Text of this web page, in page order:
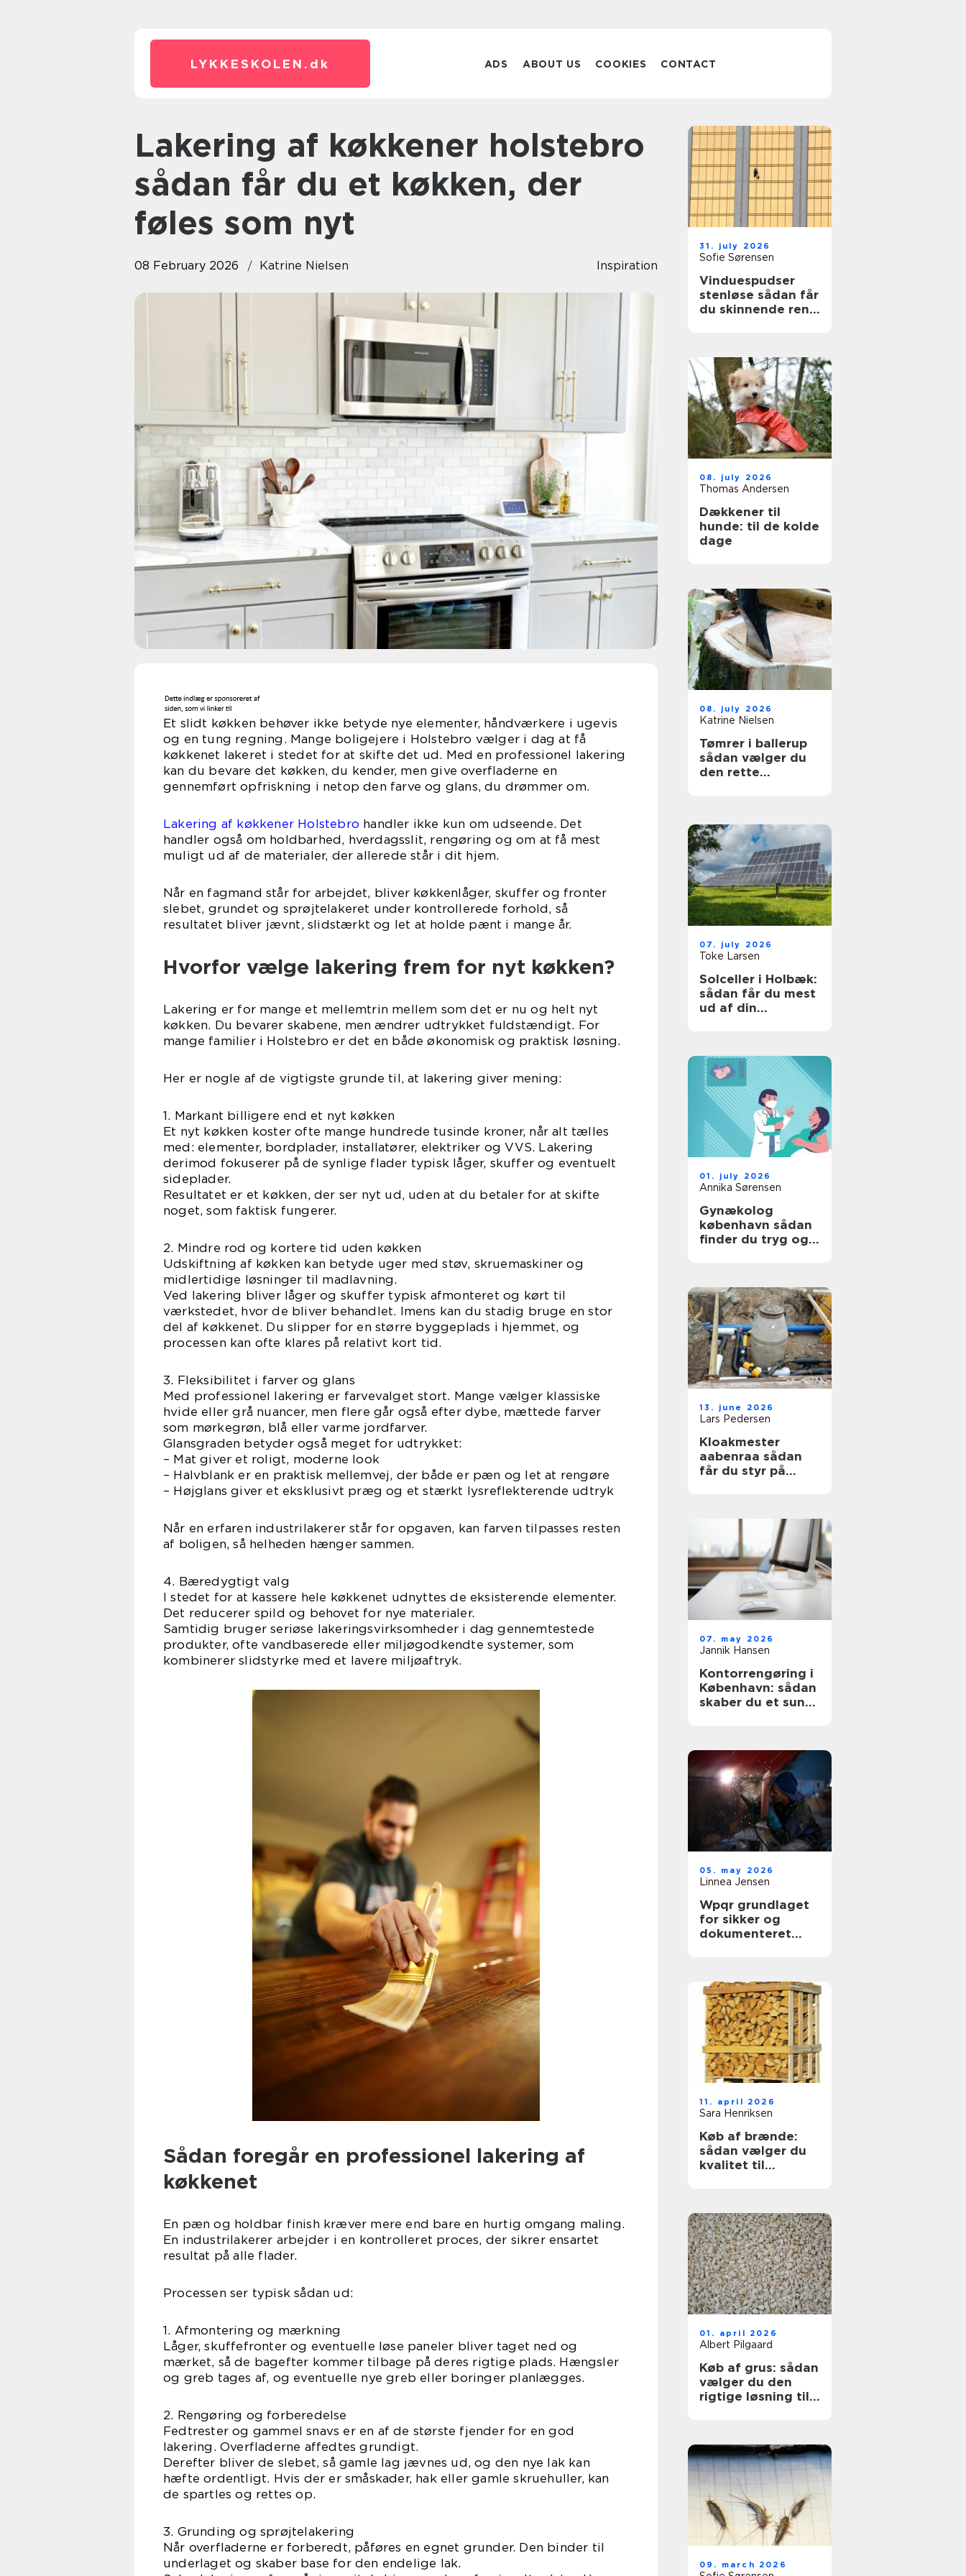
LYKKESKOLEN. dk ADS ABOUT US COOKIES CONTACT
Lakering af køkkener holstebro
sådan får du et køkken, der
føles som nyt
08 February 2026 Katrine Nielsen Inspiration
Et slidt køkken behøver ikke betyde nye elementer, håndværkere i ugevis
og en tung regning. Mange boligejere i Holstebro vælger i dag at få
køkkenet lakeret i stedet for at skifte det ud. Med en professionel lakering
kan du bevare det køkken, du kender, men give overfladerne en
gennemført opfriskning i netop den farve og glans, du drømmer om.
Lakering af køkkener Holstebro handler ikke kun om udseende. Det
handler også om holdbarhed, hverdagsslit, rengøring og om at få mest
muligt ud af de materialer, der allerede står i dit hjem.
Når en fagmand står for arbejdet, bliver køkkenlåger, skuffer og fronter
slebet, grundet og sprøjtelakeret under kontrollerede forhold, så
resultatet bliver jævnt, slidstærkt og let at holde pænt i mange år.
Hvorfor vælge lakering frem for nyt køkken?
Lakering er for mange et mellemtrin mellem som det er nu og helt nyt
køkken. Du bevarer skabene, men ændrer udtrykket fuldstændigt. For
mange familier i Holstebro er det en både økonomisk og praktisk løsning.
Her er nogle af de vigtigste grunde til, at lakering giver mening:
1. Markant billigere end et nyt køkken
Et nyt køkken koster ofte mange hundrede tusinde kroner, når alt tælles
med: elementer, bordplader, installatører, elektriker og VVS. Lakering
derimod fokuserer på de synlige flader typisk låger, skuffer og eventuelt
sideplader.
Resultatet er et køkken, der ser nyt ud, uden at du betaler for at skifte
noget, som faktisk fungerer.
2. Mindre rod og kortere tid uden køkken
Udskiftning af køkken kan betyde uger med støv, skruemaskiner og
midlertidige løsninger til madlavning.
Ved lakering bliver låger og skuffer typisk afmonteret og kørt til
værkstedet, hvor de bliver behandlet. Imens kan du stadig bruge en stor
del af køkkenet. Du slipper for en større byggeplads i hjemmet, og
processen kan ofte klares på relativt kort tid.
3. Fleksibilitet i farver og glans
Med professionel lakering er farvevalget stort. Mange vælger klassiske
hvide eller grå nuancer, men flere går også efter dybe, mættede farver
som mørkegrøn, blå eller varme jordfarver.
Glansgraden betyder også meget for udtrykket:
– Mat giver et roligt, moderne look
– Halvblank er en praktisk mellemvej, der både er pæn og let at rengøre
– Højglans giver et eksklusivt præg og et stærkt lysreflekterende udtryk
Når en erfaren industrilakerer står for opgaven, kan farven tilpasses resten
af boligen, så helheden hænger sammen.
4. Bæredygtigt valg
I stedet for at kassere hele køkkenet udnyttes de eksisterende elementer.
Det reducerer spild og behovet for nye materialer.
Samtidig bruger seriøse lakeringsvirksomheder i dag gennemtestede
produkter, ofte vandbaserede eller miljøgodkendte systemer, som
kombinerer slidstyrke med et lavere miljøaftryk.
Sådan foregår en professionel lakering af
køkkenet
En pæn og holdbar finish kræver mere end bare en hurtig omgang maling.
En industrilakerer arbejder i en kontrolleret proces, der sikrer ensartet
resultat på alle flader.
Processen ser typisk sådan ud:
1. Afmontering og mærkning
Låger, skuffefronter og eventuelle løse paneler bliver taget ned og
mærket, så de bagefter kommer tilbage på deres rigtige plads. Hængsler
og greb tages af, og eventuelle nye greb eller boringer planlægges.
2. Rengøring og forberedelse
Fedtrester og gammel snavs er en af de største fjender for en god
lakering. Overfladerne affedtes grundigt.
Derefter bliver de slebet, så gamle lag jævnes ud, og den nye lak kan
hæfte ordentligt. Hvis der er småskader, hak eller gamle skruehuller, kan
de spartles og rettes op.
3. Grunding og sprøjtelakering
Når overfladerne er forberedt, påføres en egnet grunder. Den binder til
underlaget og skaber base for den endelige lak.
31. july 2026
Sofie Sørensen
Vinduespudser
stenløse sådan får
du skinnende rene
08. july 2026
Thomas Andersen
Dækkener til
hunde: til de kolde
dage
08. july 2026
Katrine Nielsen
Tømrer i ballerup
sådan vælger du
den rette
07. july 2026
Toke Larsen
Solceller i Holbæk:
sådan får du mest
ud af din
01. july 2026
Annika Sørensen
Gynækolog
københavn sådan
finder du tryg og
13. june 2026
Lars Pedersen
Kloakmester
aabenraa sådan
får du styr på
07. may 2026
Jannik Hansen
Kontorrengøring i
København: sådan
skaber du et sundt
05. may 2026
Linnea Jensen
Wpqr grundlaget
for sikker og
dokumenteret
11. april 2026
Sara Henriksen
Køb af brænde:
sådan vælger du
kvalitet til
01. april 2026
Albert Pilgaard
Køb af grus: sådan
vælger du den
rigtige løsning til
09. march 2026